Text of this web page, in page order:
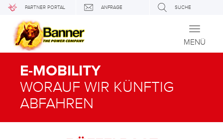
PARTNER PORTAL ANFRAGE SUCHE
Toggle
MENÜ
E-MOBILITY
WORAUF WIR KÜNFTIG
ABFAHREN